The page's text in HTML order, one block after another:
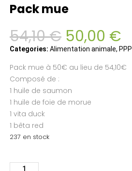
Pack mue
54,10€ 50,00 €
Categories: Alimentation animale, PPP
Pack mue à 50€ au lieu de 54,10€
Composé de :
1 huile de saumon
1 huile de foie de morue
1 vita duck
1 bêta red
237 en stock